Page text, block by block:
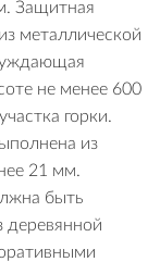
Защитная
металлической
не менее 600
горки.
из
21 мм.
быть